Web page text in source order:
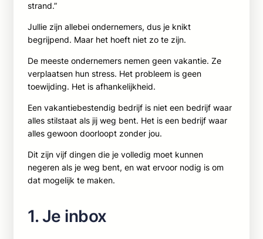
strand.”
Jullie zijn allebei ondernemers, dus je knikt
begrijpend. Maar het hoeft niet zo te zijn.
De meeste ondernemers nemen geen vakantie. Ze
verplaatsen hun stress. Het probleem is geen
toewijding. Het is afhankelijkheid.
Een vakantiebestendig bedrijf is niet een bedrijf waar
alles stilstaat als jij weg bent. Het is een bedrijf waar
alles gewoon doorloopt zonder jou.
Dit zijn vijf dingen die je volledig moet kunnen
negeren als je weg bent, en wat ervoor nodig is om
dat mogelijk te maken.
1. Je inbox